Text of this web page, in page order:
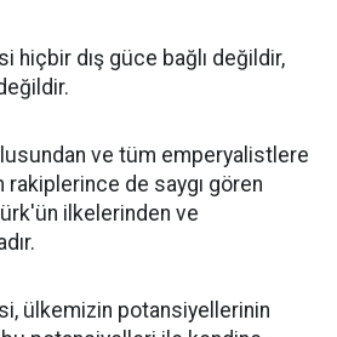
hiçbir dış güce bağlı değildir,
ve tüm emperyalistlere
de saygı gören
ilkelerinden ve
ülkemizin potansiyellerinin